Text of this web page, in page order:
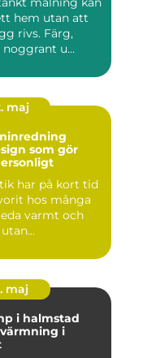
hem utan att
rivs. Färg,
u...
maj
som gör
har på kort tid
hos många
varmt och
maj
i halmstad
i